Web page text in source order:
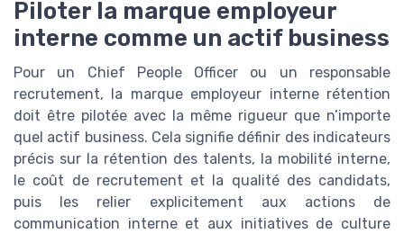
Piloter la marque employeur
interne comme un actif business
Pour un Chief People Officer ou un responsable
recrutement, la marque employeur interne rétention
doit être pilotée avec la même rigueur que n’importe
quel actif business. Cela signifie définir des indicateurs
précis sur la rétention des talents, la mobilité interne,
le coût de recrutement et la qualité des candidats,
puis les relier explicitement aux actions de
communication interne et aux initiatives de culture